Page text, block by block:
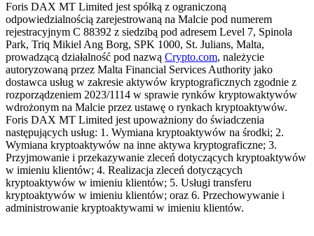
Foris DAX MT Limited jest spółką z ograniczoną
odpowiedzialnością zarejestrowaną na Malcie pod numerem
rejestracyjnym C 88392 z siedzibą pod adresem Level 7, Spinola
Park, Triq Mikiel Ang Borg, SPK 1000, St. Julians, Malta,
prowadzącą działalność pod nazwą Crypto.com, należycie
autoryzowaną przez Malta Financial Services Authority jako
dostawca usług w zakresie aktywów kryptograficznych zgodnie z
rozporządzeniem 2023/1114 w sprawie rynków kryptowaktywów
wdrożonym na Malcie przez ustawę o rynkach kryptoaktywów.
Foris DAX MT Limited jest upoważniony do świadczenia
następujących usług: 1. Wymiana kryptoaktywów na środki; 2.
Wymiana kryptoaktywów na inne aktywa kryptograficzne; 3.
Przyjmowanie i przekazywanie zleceń dotyczących kryptoaktywów
w imieniu klientów; 4. Realizacja zleceń dotyczących
kryptoaktywów w imieniu klientów; 5. Usługi transferu
kryptoaktywów w imieniu klientów; oraz 6. Przechowywanie i
administrowanie kryptoaktywami w imieniu klientów.